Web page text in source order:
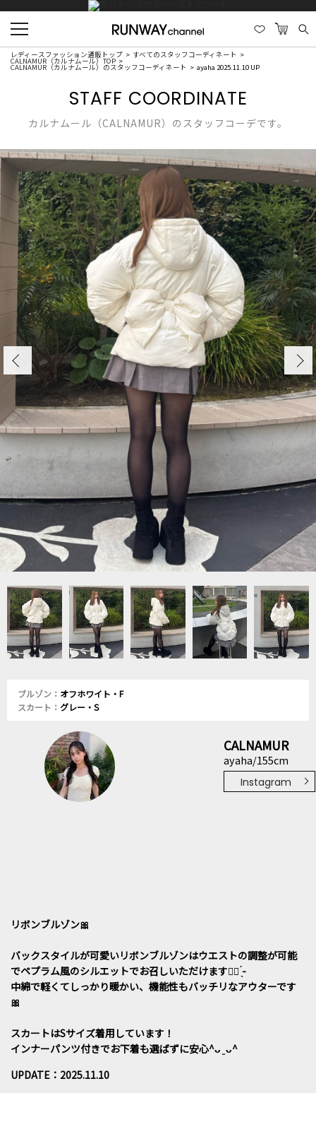
レディースファッション通販トップ すべてのスタッフコーディネート
CALNAMUR（カルナムール）TOP
CALNAMUR（カルナムール）のスタッフコーディネート ayaha 2025.11.10 UP
STAFF COORDINATE
カルナムール（CALNAMUR）のスタッフコーデです。
ブルゾン： オフホワイト・F
スカート： グレー・S
CALNAMUR
ayaha/155cm
Instagram
リボンブルゾン🎀
バックスタイルが可愛いリボンブルゾンはウエストの調整が可能
でペプラム風のシルエットでお召しいただけます👌🏻 ̖́-‬
中綿で軽くてしっかり暖かい、機能性もバッチリなアウターです
🎀
スカートはSサイズ着用しています！
インナーパンツ付きでお下着も選ばずに安心^ᴗ ̫ ᴗ^
UPDATE：2025.11.10